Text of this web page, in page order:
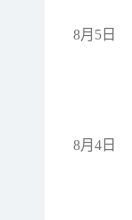
8月5日
8月4日